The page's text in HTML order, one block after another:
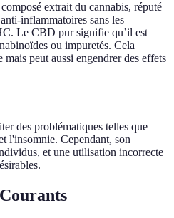
extrait du cannabis, réputé
inflammatoires sans les
Le CBD pur signifie qu’il est
ou impuretés. Cela
peut aussi engendrer des effets
des problématiques telles que
l'insomnie. Cependant, son
et une utilisation incorrecte